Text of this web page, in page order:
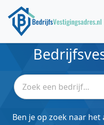
Ben je op zoek naar